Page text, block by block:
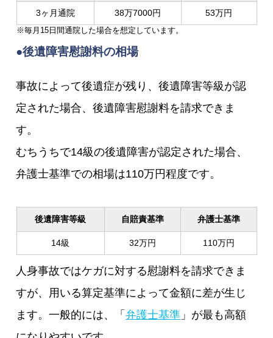
※毎月15日間通院した場合を想定しています。
3ヶ月通院 38万7000円 53万円
●後遺障害慰謝料の相場
事故によって後遺症が残り、後遺障害等級が認
定された場合、後遺障害慰謝料を請求できま
す。
むちうちで14級の後遺障害が認定された場合、
弁護士基準での相場は110万円程度です。
後遺障害等級 自賠責基準 弁護士基準
14級 32万円 110万円
人身事故ではケガに対する慰謝料を請求できま
すが、用いる算定基準によって金額に差が生じ
ます。一般的には、「弁護士基準 」が最も高額